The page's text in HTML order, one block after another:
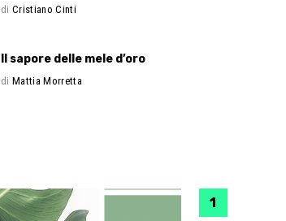
di Cristiano Cinti
Il sapore delle mele d’oro
di Mattia Morretta